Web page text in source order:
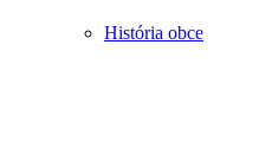
História obce